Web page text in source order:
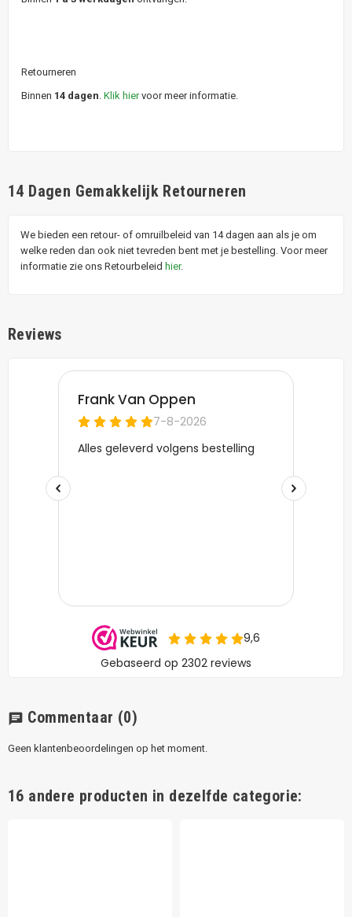
Retourneren
Binnen 14 dagen Klik hiervoor meer informatie.
14 Dagen Gemakkelijk Retourneren
We bieden een retour- of omruilbeleid van 14 dagen aan als je om
welke reden dan ook niet tevreden bent met je bestelling. Voor meer
informatie zie ons Retourbeleid hier.
Reviews
chat Commentaar (0)
Geen klantenbeoordelingen op het moment.
16 andere producten in dezelfde categorie: